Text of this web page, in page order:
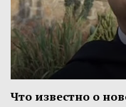
Что известно о